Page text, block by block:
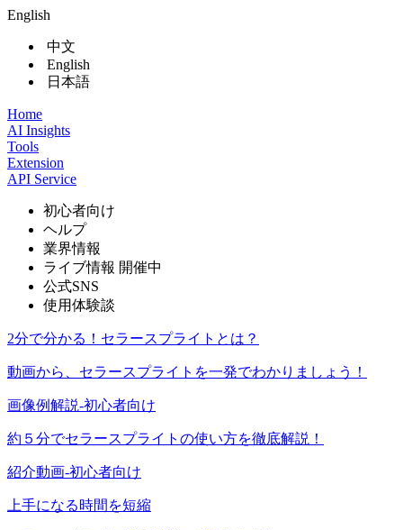
English
中文
English
日本語
Home
AI Insights
Tools
Extension
API Service
初心者向け
ヘルプ
業界情報
ライブ情報 開催中
公式SNS
使用体験談
2分で分かる！セラースプライトとは？
動画から、セラースプライトを一発でわかりましょう！
画像例解説-初心者向け
約５分でセラースプライトの使い方を徹底解説！
紹介動画-初心者向け
上手になる時間を短縮